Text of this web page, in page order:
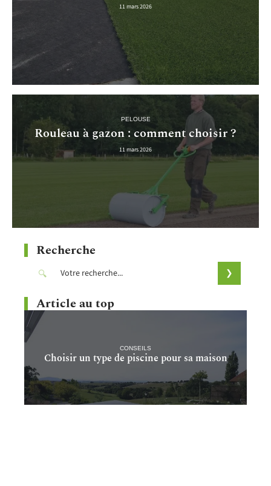
11 mars 2026
PELOUSE
Rouleau à gazon : comment choisir ?
11 mars 2026
Recherche
Article au top
CONSEILS
Choisir un type de piscine pour sa maison